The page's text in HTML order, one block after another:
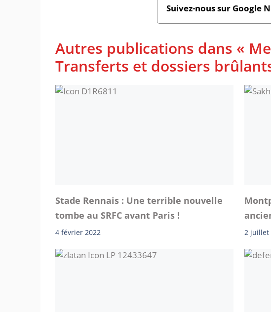
Suivez-nous sur Google
Autres publications dans «
Transferts et dossiers
Stade Rennais : Une terrible nouvelle
tombe au SRFC avant Paris !
4 février 2022 2 juillet